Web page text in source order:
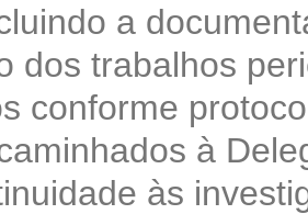
a
dos trabalhos
conforme
à
às